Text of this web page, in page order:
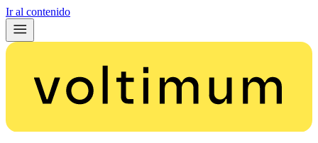
Ir al contenido